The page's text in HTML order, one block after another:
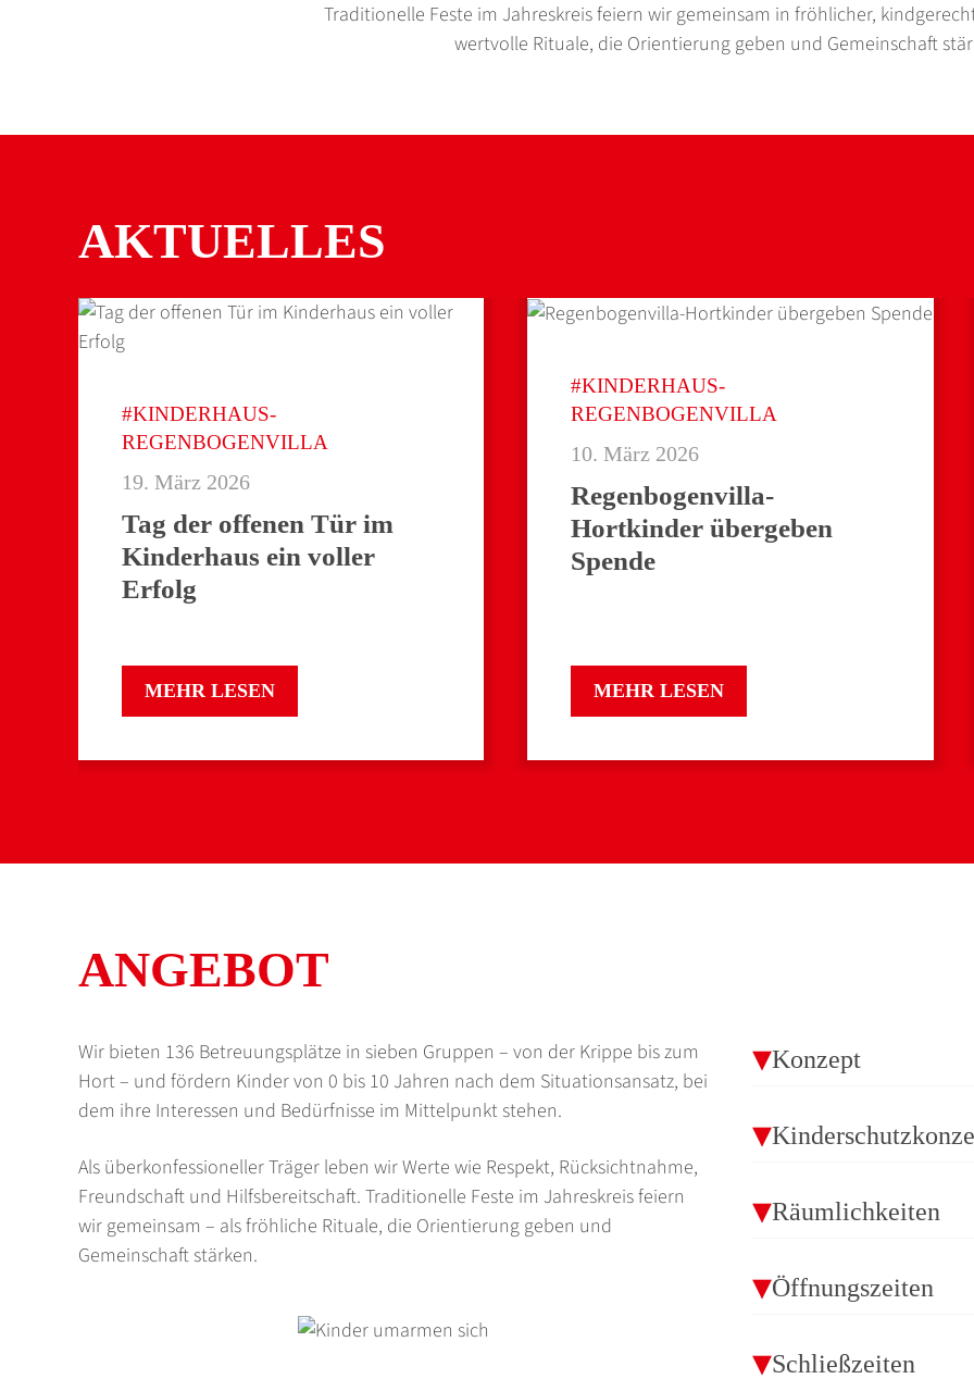
Traditionelle Feste im Jahreskreis feiern wir gemeinsam in fröhlicher,
wertvolle Rituale, die Orientierung geben und Gemeinschaft
AKTUELLES
#KINDERHAUS-
REGENBOGENVILLA
19. März 2026
Tag der offenen Tür im
Kinderhaus ein voller
Erfolg
MEHR LESEN
#KINDERHAUS-
REGENBOGENVILLA
10. März 2026
Regenbogenvilla-
Hortkinder übergeben
Spende
MEHR LESEN
ANGEBOT
Wir bieten 136 Betreuungsplätze in sieben Gruppen – von der Krippe bis zum
Hort – und fördern Kinder von 0 bis 10 Jahren nach dem Situationsansatz, bei
dem ihre Interessen und Bedürfnisse im Mittelpunkt stehen.
Als überkonfessioneller Träger leben wir Werte wie Respekt, Rücksichtnahme,
Freundschaft und Hilfsbereitschaft. Traditionelle Feste im Jahreskreis feiern
wir gemeinsam – als fröhliche Rituale, die Orientierung geben und
Gemeinschaft stärken.
Konzept
Räumlichkeiten
Öffnungszeiten
Schließzeiten